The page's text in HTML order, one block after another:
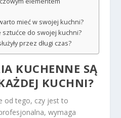
mieć w swojej kuchni?
sztućce do swojej kuchni?
przez długi czas?
KUCHENNE SĄ
KUCHNI?
od tego, czy jest to
wymaga